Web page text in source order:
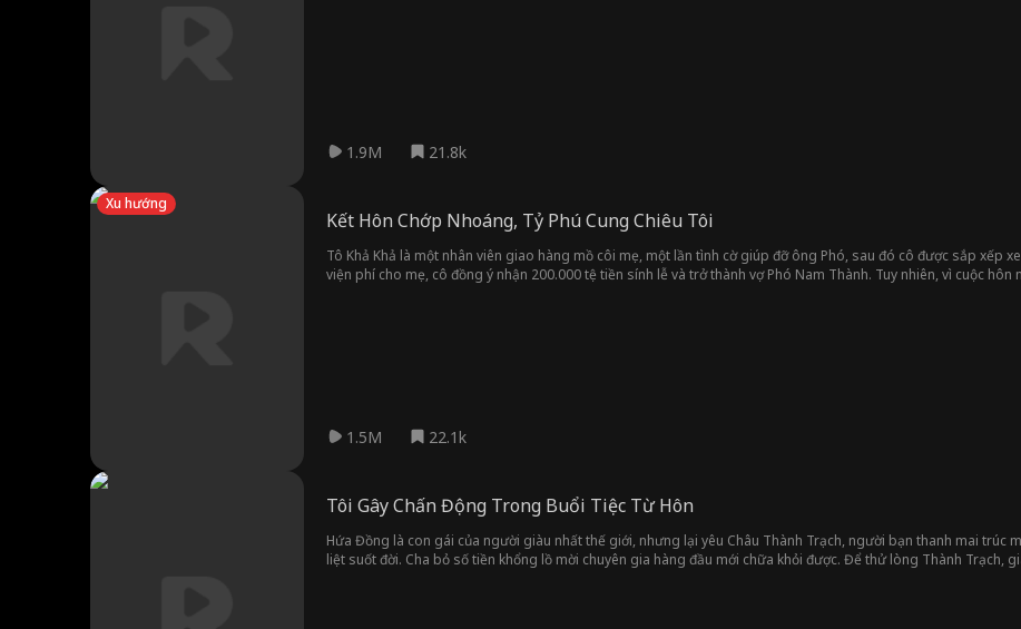
1.9M 21.8k
Xu hướng
Kết Hôn Chớp Nhoáng, Tỷ Phú Cung Chiêu Tôi
Tô Khả Khả là một nhân viên giao hàng mồ côi mẹ, một lần tình cờ giúp đỡ ông Phó, sau đó cô được sắp xếp
viện phí cho mẹ, cô đồng ý nhận 200.000 tệ tiền sính lễ và trở thành vợ Phó Nam Thành. Tuy nhiên, vì cuộc
1.5M 22.1k
Tôi Gây Chấn Động Trong Buổi Tiệc Từ Hôn
Hứa Đồng là con gái của người giàu nhất thế giới, nhưng lại yêu Châu Thành Trạch, người bạn thanh mai trúc
liệt suốt đời. Cha bỏ số tiền khổng lồ mời chuyên gia hàng đầu mới chữa khỏi được. Để thử lòng Thành Trạch,